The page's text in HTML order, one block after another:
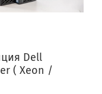
Dell
( Xeon /